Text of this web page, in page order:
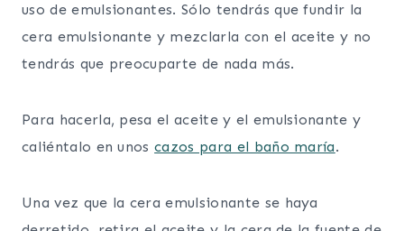
uso de emulsionantes. Sólo tendrás que fundir la
cera emulsionante y mezclarla con el aceite y no
tendrás que preocuparte de nada más.
Para hacerla, pesa el aceite y el emulsionante y
caliéntalo en unoscazos para el baño maría.
Una vez que la cera emulsionante se haya